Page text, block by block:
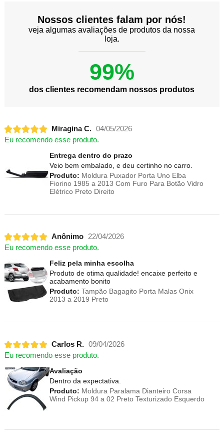
Nossos clientes falam por nós!
veja algumas avaliações de produtos da nossa
loja.
99%
dos clientes recomendam nossos produtos
Miragina C. 04/05/2026
Eu recomendo esse produto.
Entrega dentro do prazo
Veio bem embalado, e deu certinho no carro.
Produto: Moldura Puxador Porta Uno Elba
Fiorino 1985 a 2013 Com Furo Para Botão Vidro
Elétrico Preto Direito
Anônimo 22/04/2026
Eu recomendo esse produto.
Feliz pela minha escolha
Produto de otima qualidade! encaixe perfeito e
acabamento bonito
Produto: Tampão Bagagito Porta Malas Onix
2013 a 2019 Preto
Carlos R. 09/04/2026
Eu recomendo esse produto.
Avaliação
Dentro da expectativa.
Produto: Moldura Paralama Dianteiro Corsa
Wind Pickup 94 a 02 Preto Texturizado Esquerdo